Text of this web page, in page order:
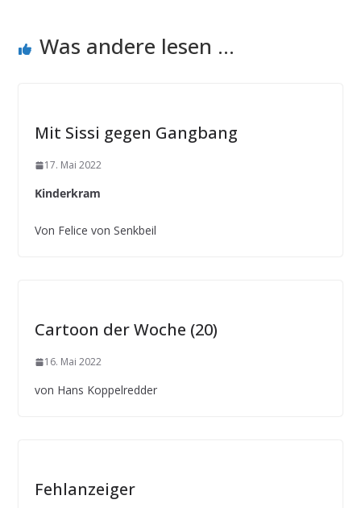
Was andere lesen ...
Mit Sissi gegen Gangbang
17. Mai 2022
Kinderkram
Von Felice von Senkbeil
Cartoon der Woche (20)
16. Mai 2022
von Hans Koppelredder
Fehlanzeiger